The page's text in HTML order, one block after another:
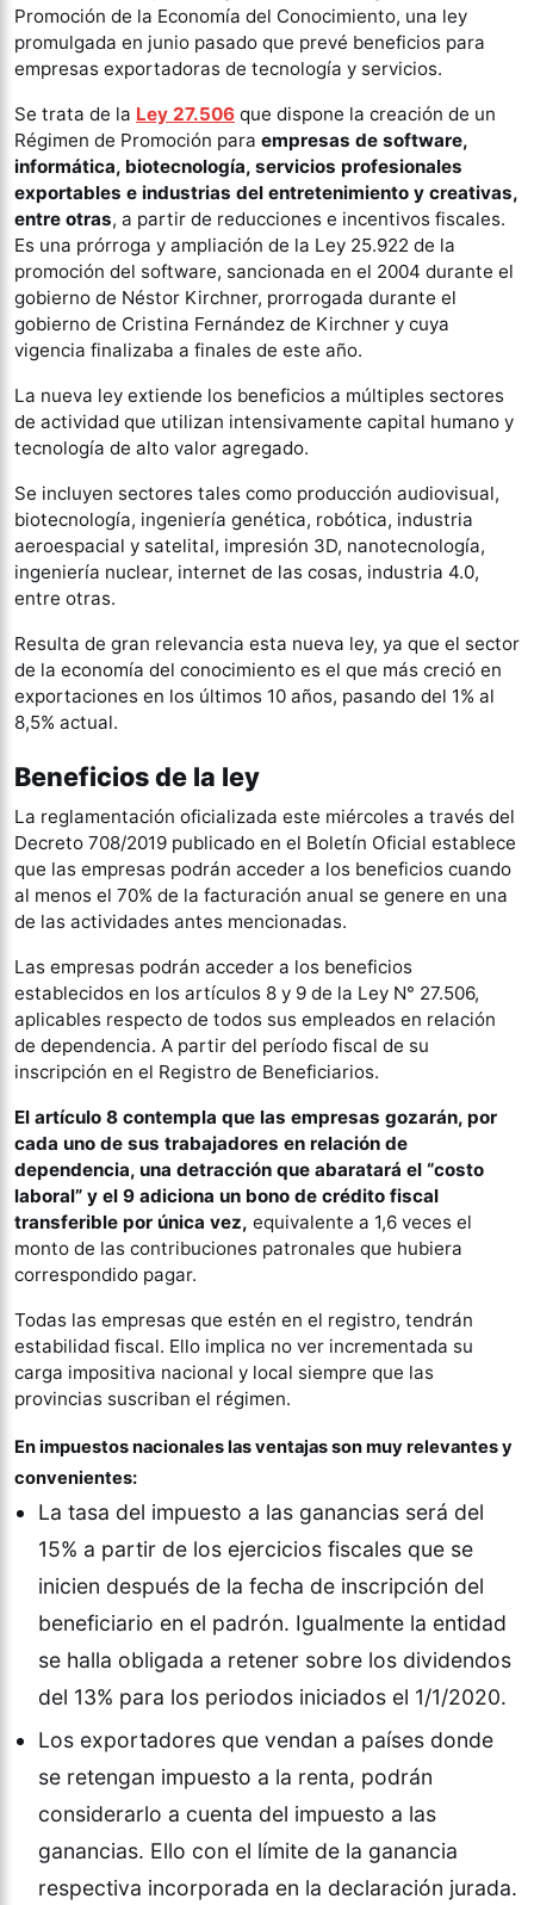
Promoción de la Economía del Conocimiento, una ley
promulgada en junio pasado que prevé beneficios para
empresas exportadoras de tecnología y servicios.
Se trata de la Ley 27.506 que dispone la creación de un
Régimen de Promoción para empresas de software,
informática, biotecnología, servicios profesionales
exportables e industrias del entretenimiento y creativas,
entre otras, a partir de reducciones e incentivos fiscales.
Es una prórroga y ampliación de la Ley 25.922 de la
promoción del software, sancionada en el 2004 durante el
gobierno de Néstor Kirchner, prorrogada durante el
gobierno de Cristina Fernández de Kirchner y cuya
vigencia finalizaba a finales de este año.
La nueva ley extiende los beneficios a múltiples sectores
de actividad que utilizan intensivamente capital humano y
tecnología de alto valor agregado.
Se incluyen sectores tales como producción audiovisual,
biotecnología, ingeniería genética, robótica, industria
aeroespacial y satelital, impresión 3D, nanotecnología,
ingeniería nuclear, internet de las cosas, industria 4.0,
entre otras.
Resulta de gran relevancia esta nueva ley, ya que el sector
de la economía del conocimiento es el que más creció en
exportaciones en los últimos 10 años, pasando del 1% al
8,5% actual.
Beneficios de la ley
La reglamentación oficializada este miércoles a través del
Decreto 708/2019 publicado en el Boletín Oficial establece
que las empresas podrán acceder a los beneficios cuando
al menos el 70% de la facturación anual se genere en una
de las actividades antes mencionadas.
Las empresas podrán acceder a los beneficios
establecidos en los artículos 8 y 9 de la Ley N° 27.506,
aplicables respecto de todos sus empleados en relación
de dependencia. A partir del período fiscal de su
inscripción en el Registro de Beneficiarios.
El artículo 8 contempla que las empresas gozarán, por
cada uno de sus trabajadores en relación de
dependencia, una detracción que abaratará el “costo
laboral” y el 9 adiciona un bono de crédito fiscal
transferible por única vez, equivalente a 1,6 veces el
monto de las contribuciones patronales que hubiera
correspondido pagar.
Todas las empresas que estén en el registro, tendrán
estabilidad fiscal. Ello implica no ver incrementada su
carga impositiva nacional y local siempre que las
provincias suscriban el régimen.
En impuestos nacionales las ventajas son muy relevantes y
convenientes:
La tasa del impuesto a las ganancias será del
15% a partir de los ejercicios fiscales que se
inicien después de la fecha de inscripción del
beneficiario en el padrón. Igualmente la entidad
se halla obligada a retener sobre los dividendos
del 13% para los periodos iniciados el 1/1/2020.
Los exportadores que vendan a países donde
se retengan impuesto a la renta, podrán
considerarlo a cuenta del impuesto a las
ganancias. Ello con el límite de la ganancia
respectiva incorporada en la declaración jurada.